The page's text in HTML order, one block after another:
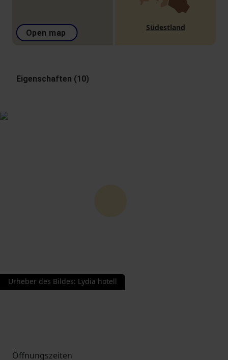
Open map
Südestland
Eigenschaften (10)
Urheber des Bildes: Lydia hotell
Öffnungszeiten